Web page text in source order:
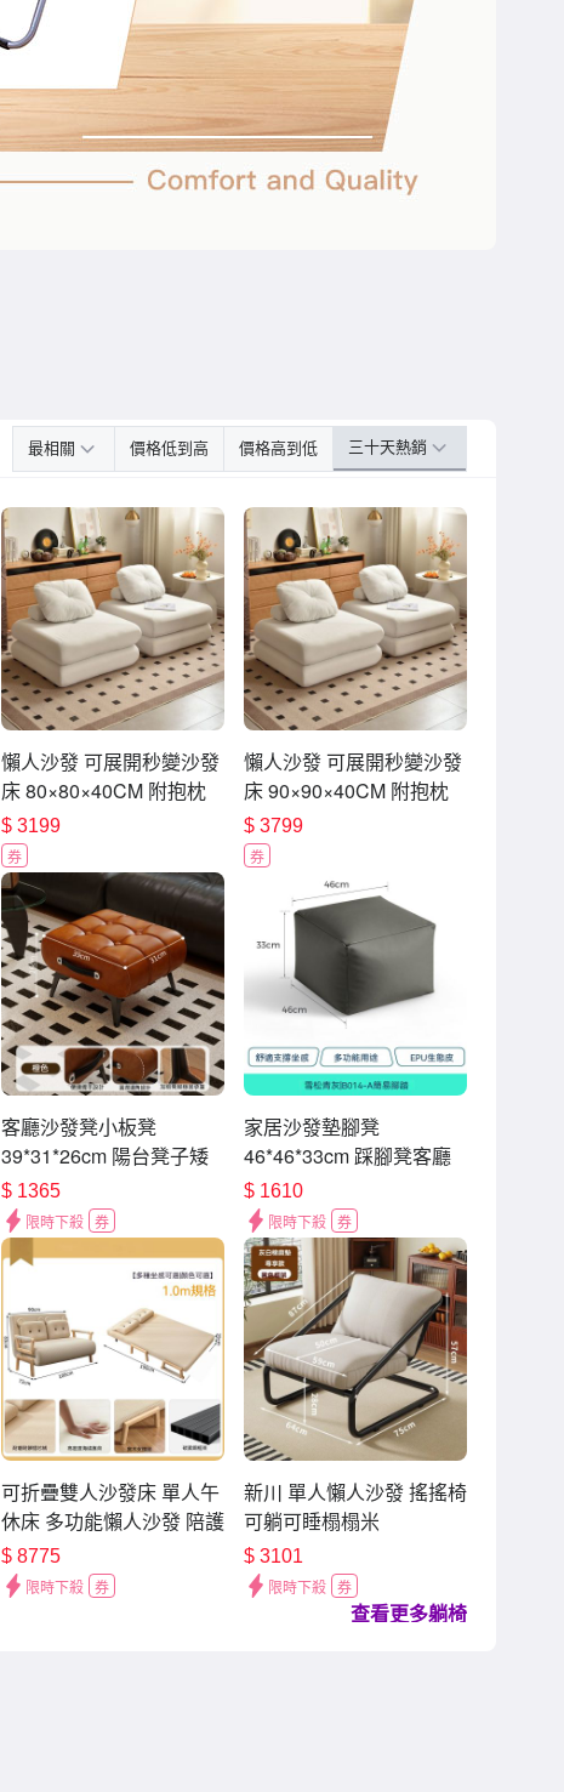
最相關 價格低到高 價格高到低 三十天熱銷
懶人沙發 可展開秒變沙發
床 80×80×40CM 附抱枕
頭枕 可拆洗 懶骨頭 榻榻
米 折疊沙發
$ 3199
券
懶人沙發 可展開秒變沙發
床 90×90×40CM 附抱枕
頭枕 可拆洗 懶骨頭 榻榻
米 折疊沙發
$ 3799
券
客廳沙發凳小板凳
39*31*26cm 陽台凳子矮
凳小凳子 房間小板凳方凳
$ 1365
限時下殺 券
家居沙發墊腳凳
46*46*33cm 踩腳凳客廳
換鞋凳 家用腳踏凳子
$ 1610
限時下殺 券
可折疊雙人沙發床 單人午
休床 多功能懶人沙發 陪護
床可拆洗
$ 8775
限時下殺 券
新川 單人懶人沙發 搖搖椅
可躺可睡榻榻米
$ 3101
限時下殺 券
查看更多躺椅